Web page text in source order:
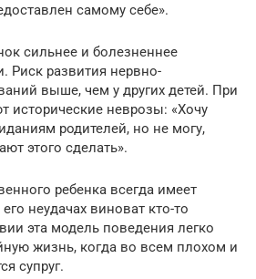
самому себе».
сильнее и болезненнее
Риск развития нервно-
выше, чем у других детей. При
исторические неврозы: «Хочу
родителей, но не могу,
этого сделать».
ребенка всегда имеет
неудачах виноват кто-то
эта модель поведения легко
жизнь, когда во всем плохом и
супруг.